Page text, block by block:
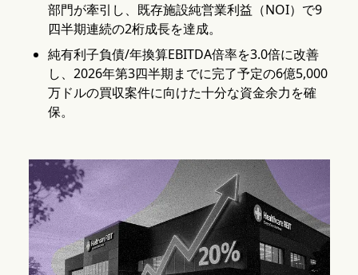
部門が牽引し、既存施設純営業利益（NOI）で9
四半期連続の2桁成長を達成。
純有利子負債/年換算EBITDA倍率を3.0倍に改善
し、2026年第3四半期までに完了予定の6億5,000
万ドルの買収案件に向けた十分な資金余力を確
保。